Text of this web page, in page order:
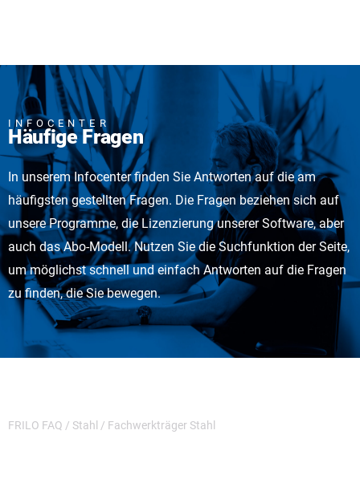
INFOCENTER
Häufige Fragen
In unserem Infocenter finden Sie Antworten auf die am
häufigsten gestellten Fragen. Die Fragen beziehen sich auf
unsere Programme, die Lizenzierung unserer Software, aber
auch das Abo-Modell. Nutzen Sie die Suchfunktion der Seite,
um möglichst schnell und einfach Antworten auf die Fragen
zu finden, die Sie bewegen.
FRILO FAQ / Stahl / Fachwerkträger Stahl